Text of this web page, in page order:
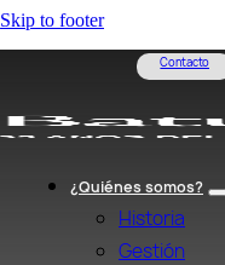
Skip to footer
Contacto
¿Quiénes somos?
Historia
Gestión